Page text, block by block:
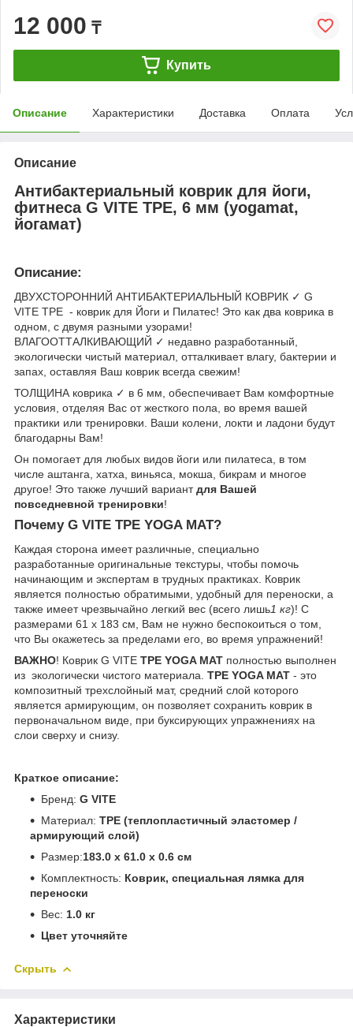
12 000 ₸
Купить
Описание Характеристики Доставка Оплата
Описание
Антибактериальный коврик для йоги,
фитнеса G VITE TPE, 6 мм (yogamat,
йогамат)
Описание:
ДВУХСТОРОННИЙ АНТИБАКТЕРИАЛЬНЫЙ КОВРИК ✓ G
VITE TPE - коврик для Йоги и Пилатес! Это как два коврика в
одном, с двумя разными узорами!
ВЛАГООТТАЛКИВАЮЩИЙ ✓ недавно разработанный,
экологически чистый материал, отталкивает влагу, бактерии и
запах, оставляя Ваш коврик всегда свежим!
ТОЛЩИНА коврика ✓ в 6 мм, обеспечивает Вам комфортные
условия, отделяя Вас от жесткого пола, во время вашей
практики или тренировки. Ваши колени, локти и ладони будут
благодарны Вам!
Он помогает для любых видов йоги или пилатеса, в том
числе аштанга, хатха, виньяса, мокша, бикрам и многое
другое! Это также лучший вариантдля Вашей
повседневной тренировки!
Почему G VITE TPE​ YOGA MAT?
Каждая сторона имеет различные, специально
разработанные оригинальные текстуры, чтобы помочь
начинающим и экспертам в трудных практиках. Коврик
является полностью обратимыми, удобный для переноски, а
также имеет чрезвычайно легкий вес (всего лишь1 кг)! С
размерами 61 х 183 см, Вам не нужно беспокоиться о том,
что Вы окажетесь за пределами его, во время упражнений!
ВАЖНО! Коврик G VITE TPE​ YOGA MAT полностью выполнен
из экологически чистого материала. TPE​ YOGA MAT - это
композитный трехслойный мат, средний слой которого
является армирующим, он позволяет сохранить коврик в
первоначальном виде, при буксирующих упражнениях на
слои сверху и снизу.
Краткое описание:
Бренд: G VITE
Материал: TPE (теплопластичный эластомер /
армирующий слой)
Размер:183.0 х 61.0 х 0.6 см
Комплектность: Коврик, специальная лямка для
переноски
Вес: 1.0 кг
Цвет уточняйте
Скрыть
Характеристики